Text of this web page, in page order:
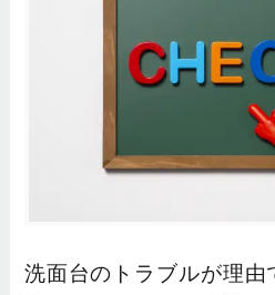
洗面台のトラブルが理由